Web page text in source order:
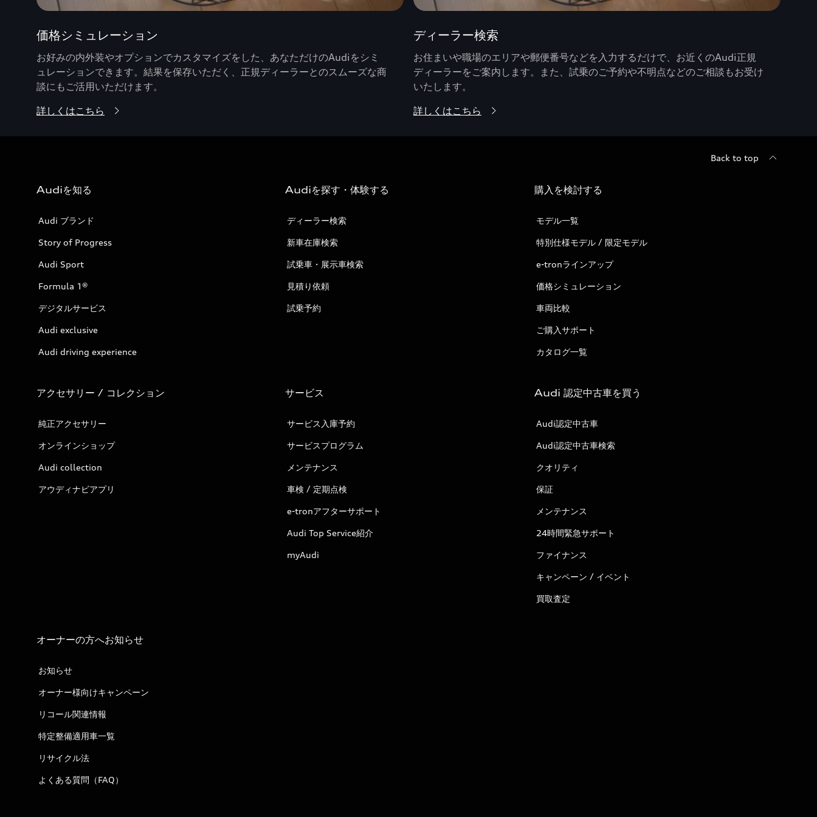
価格シミュレーション
お好みの内外装やオプションでカスタマイズをした、あなただけのAudiをシミ
ュレーションできます。結果を保存いただく、正規ディーラーとのスムーズな商
談にもご活用いただけます。
詳しくはこちら
ディーラー検索
お住まいや職場のエリアや郵便番号などを入力するだけで、お近くのAudi正規
ディーラーをご案内します。また、試乗のご予約や不明点などのご相談もお受け
いたします。
詳しくはこちら
Back to top
Audiを知る
Audi ブランド
Story of Progress
Audi Sport
Formula 1®
デジタルサービス
Audi exclusive
Audi driving experience
Audiを探す・体験する
ディーラー検索
新車在庫検索
試乗車・展示車検索
見積り依頼
試乗予約
購入を検討する
モデル一覧
特別仕様モデル / 限定モデル
e-tronラインアップ
価格シミュレーション
車両比較
ご購入サポート
カタログ一覧
アクセサリー / コレクション
純正アクセサリー
オンラインショップ
Audi collection
アウディナビアプリ
サービス
サービス入庫予約
サービスプログラム
メンテナンス
車検 / 定期点検
e-tronアフターサポート
Audi Top Service紹介
myAudi
Audi 認定中古車を買う
Audi認定中古車
Audi認定中古車検索
クオリティ
保証
メンテナンス
24時間緊急サポート
ファイナンス
キャンペーン / イベント
買取査定
オーナーの方へお知らせ
お知らせ
オーナー様向けキャンペーン
リコール関連情報
特定整備適用車一覧
リサイクル法
よくある質問（FAQ）